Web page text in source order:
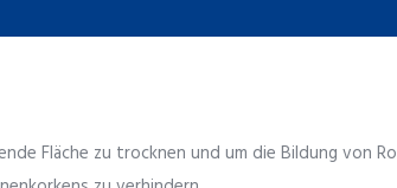
Fläche zu trocknen und um die Bildung von